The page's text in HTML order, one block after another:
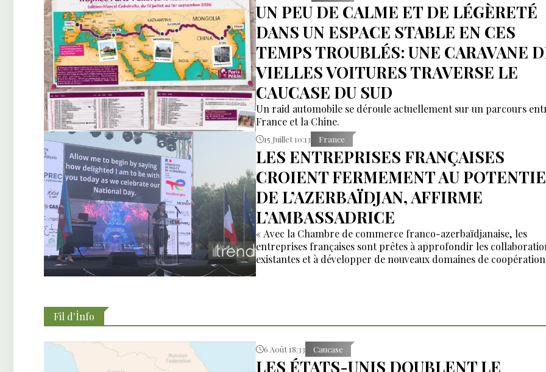
UN PEU DE CALME ET DE LÉGÈRETÉ
DANS UN ESPACE STABLE EN CES
TEMPS TROUBLÉS: UNE CARAVANE
VIELLES VOITURES TRAVERSE LE
CAUCASE DU SUD
Un raid automobile se déroule actuellement sur un parcours
France et la Chine.
15 Juillet 10:13 France
LES ENTREPRISES FRANÇAISES
CROIENT FERMEMENT AU
DE L’AZERBAÏDJAN, AFFIRME
L’AMBASSADRICE
« Avec la Chambre de commerce franco-azerbaïdjanaise, les
entreprises françaises sont prêtes à approfondir les
existantes et à développer de nouveaux domaines de
Fil d'İnfo
6 Août 18:33 Caucase
LES ÉTATS-UNIS DOUBLENT LE